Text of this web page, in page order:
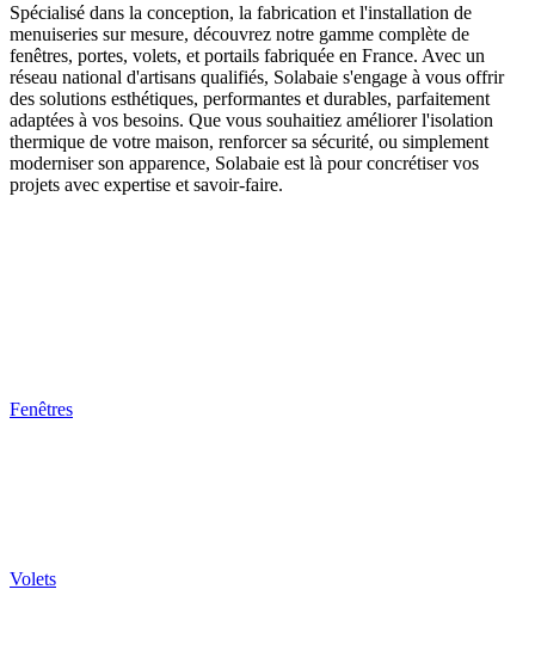
Spécialisé dans la conception, la fabrication et l'installation de
menuiseries sur mesure, découvrez notre gamme complète de
fenêtres, portes, volets, et portails fabriquée en France. Avec un
réseau national d'artisans qualifiés, Solabaie s'engage à vous offrir
des solutions esthétiques, performantes et durables, parfaitement
adaptées à vos besoins. Que vous souhaitiez améliorer l'isolation
thermique de votre maison, renforcer sa sécurité, ou simplement
moderniser son apparence, Solabaie est là pour concrétiser vos
projets avec expertise et savoir-faire.
Fenêtres
Volets